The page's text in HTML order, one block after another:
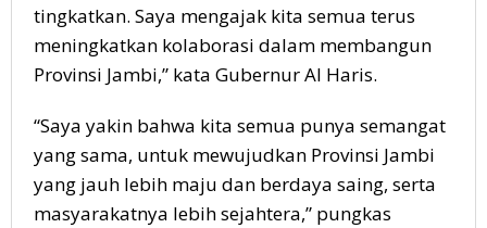
tingkatkan. Saya mengajak kita semua terus
meningkatkan kolaborasi dalam membangun
Provinsi Jambi,” kata Gubernur Al Haris.
“Saya yakin bahwa kita semua punya semangat
yang sama, untuk mewujudkan Provinsi Jambi
yang jauh lebih maju dan berdaya saing, serta
masyarakatnya lebih sejahtera,” pungkas